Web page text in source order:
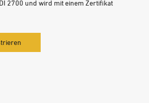
2700 und wird mit einem Zertifikat